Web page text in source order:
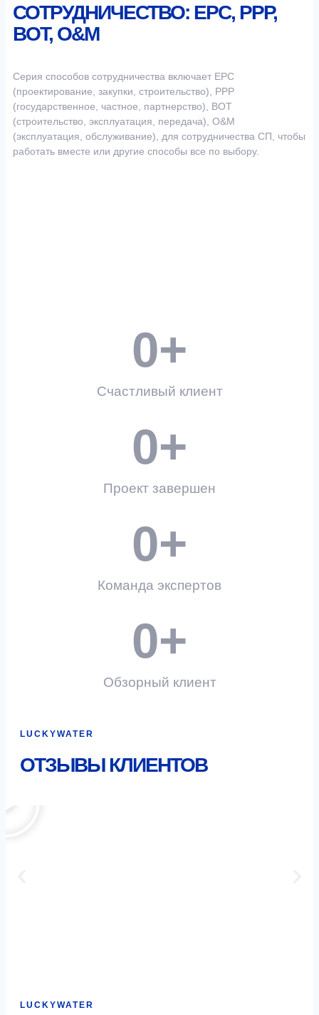
СОТРУДНИЧЕСТВО: EPC, PPP,
BOT, O&M
Серия способов сотрудничества включает EPC
(проектирование, закупки, строительство), PPP
(государственное, частное, партнерство), BOT
(строительство, эксплуатация, передача), O&M
(эксплуатация, обслуживание), для сотрудничества СП, чтобы
работать вместе или другие способы все по выбору.
Счастливый клиент
0+
Проект завершен
0+
Команда экспертов
0+
Обзорный клиент
0+
LUCKYWATER
ОТЗЫВЫ КЛИЕНТОВ
LUCKYWATER